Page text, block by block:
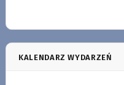
KALENDARZ WYDARZEŃ